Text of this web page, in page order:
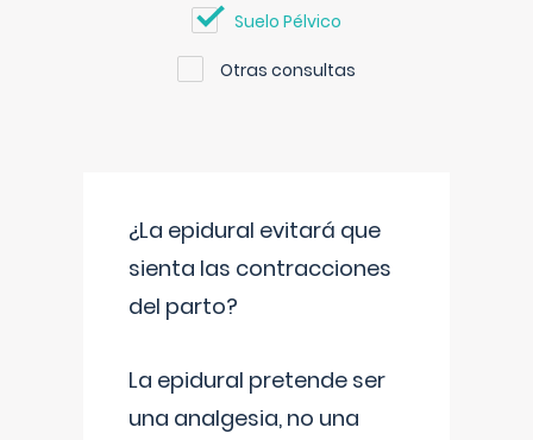
Suelo Pélvico
Otras consultas
¿La epidural evitará que
sienta las contracciones
del parto?
La epidural pretende ser
una analgesia, no una